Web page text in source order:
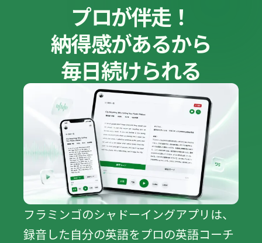
プロが伴走！
納得感があるから
毎日続けられる
フラミンゴのシャドーイングアプリは、
録音した自分の英語をプロの英語コーチ